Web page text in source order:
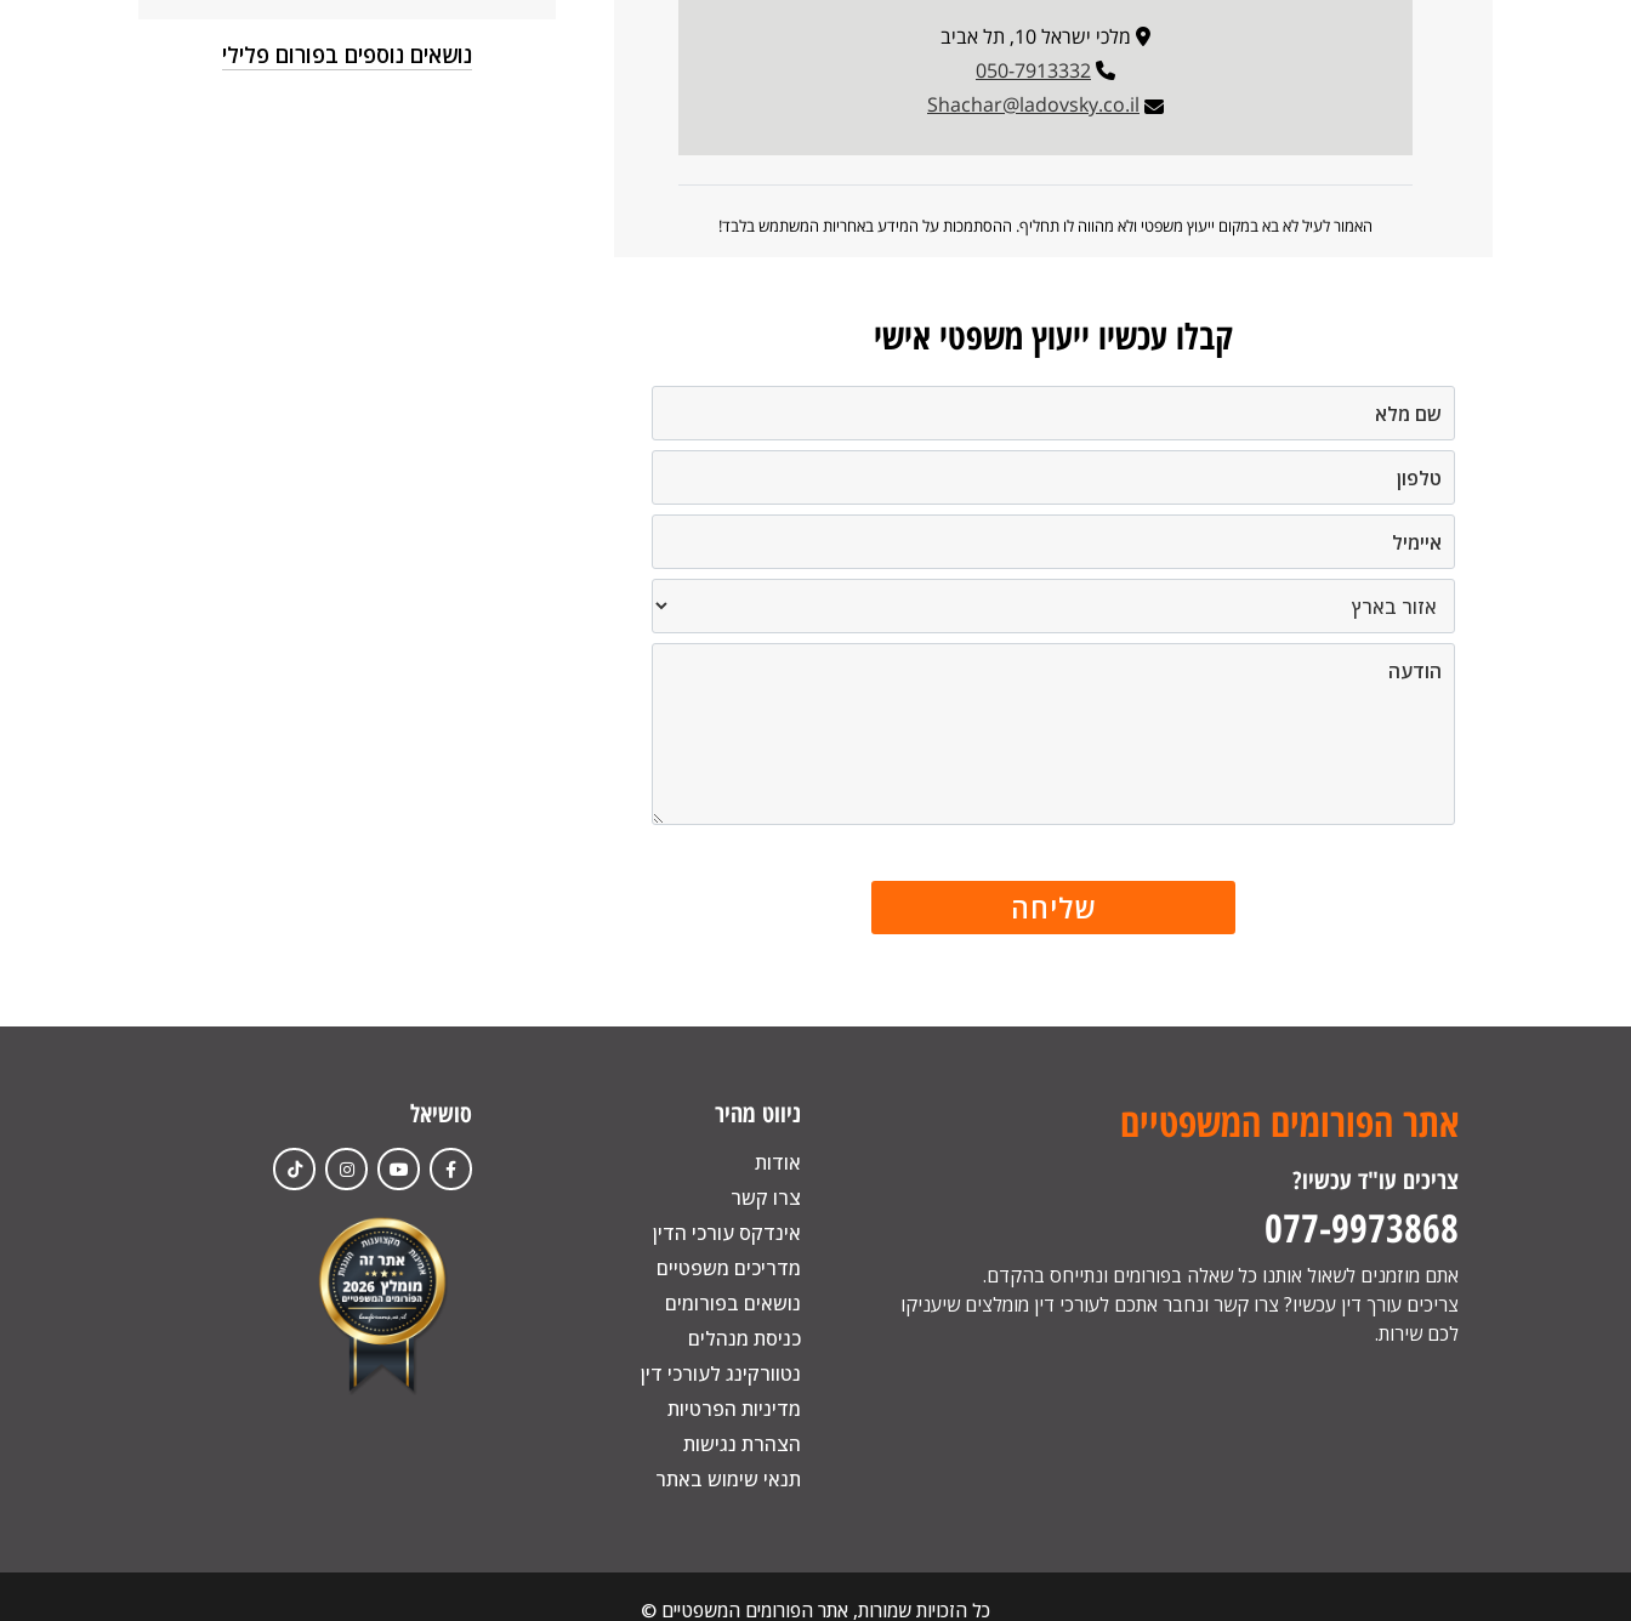
מלכי ישראל 10, תל אביב
050-7913332
Shachar@ladovsky.co.il
האמור לעיל לא בא במקום ייעוץ משפטי ולא מהווה לו תחליף. ההסתמכות על המידע באחריות המשתמש בלבד!
קבלו עכשיו ייעוץ משפטי אישי
נושאים נוספים בפורום פלילי
אתר הפורומים המשפטיים
צריכים עו"ד עכשיו?
077-9973868
אתם מוזמנים לשאול אותנו כל שאלה בפורומים ונתייחס בהקדם.
צריכים עורך דין עכשיו? צרו קשר ונחבר אתכם לעורכי דין מומלצים שיעניקו
לכם שירות.
ניווט מהיר
אודות
צרו קשר
אינדקס עורכי הדין
מדריכים משפטיים
נושאים בפורומים
כניסת מנהלים
נטוורקינג לעורכי דין
מדיניות הפרטיות
הצהרת נגישות
תנאי שימוש באתר
סושיאל
כל הזכויות שמורות, אתר הפורומים המשפטיים ©